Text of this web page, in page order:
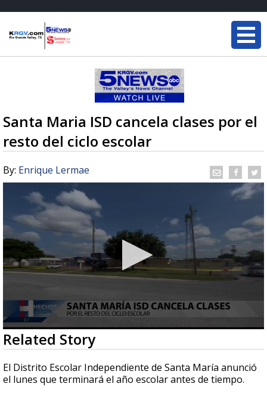
Santa Maria ISD cancela clases por el
resto del ciclo escolar
By: Enrique Lermae
0
seconds
of
2
minutes,
46
Related Story
El Distrito Escolar Independiente de Santa María anunció
el lunes que terminará el año escolar antes de tiempo.